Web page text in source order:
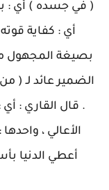
( في جسده ) أي :
أي : كفاية
بصيغة المجهول
الضمير عائد لـ (
. قال القاري : أي
الأعالي ،
أعطي الدنيا